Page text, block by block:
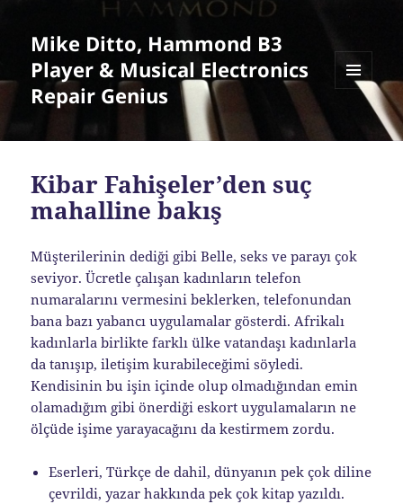
Mike Ditto, Hammond B3
Player & Musical Electronics
Repair Genius
MENU
WIDGETS
Kibar Fahişeler’den suç
mahalline bakış
Müşterilerinin dediği gibi Belle, seks ve parayı çok
seviyor. Ücretle çalışan kadınların telefon
numaralarını vermesini beklerken, telefonundan
bana bazı yabancı uygulamalar gösterdi. Afrikalı
kadınlarla birlikte farklı ülke vatandaşı kadınlarla
da tanışıp, iletişim kurabileceğimi söyledi.
Kendisinin bu işin içinde olup olmadığından emin
olamadığım gibi önerdiği eskort uygulamaların ne
ölçüde işime yarayacağını da kestirmem zordu.
Eserleri, Türkçe de dahil, dünyanın pek çok diline
çevrildi, yazar hakkında pek çok kitap yazıldı.